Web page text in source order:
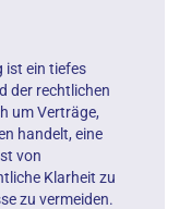
ist ein tiefes
der rechtlichen
um Verträge,
handelt, eine
von
Klarheit zu
zu vermeiden.